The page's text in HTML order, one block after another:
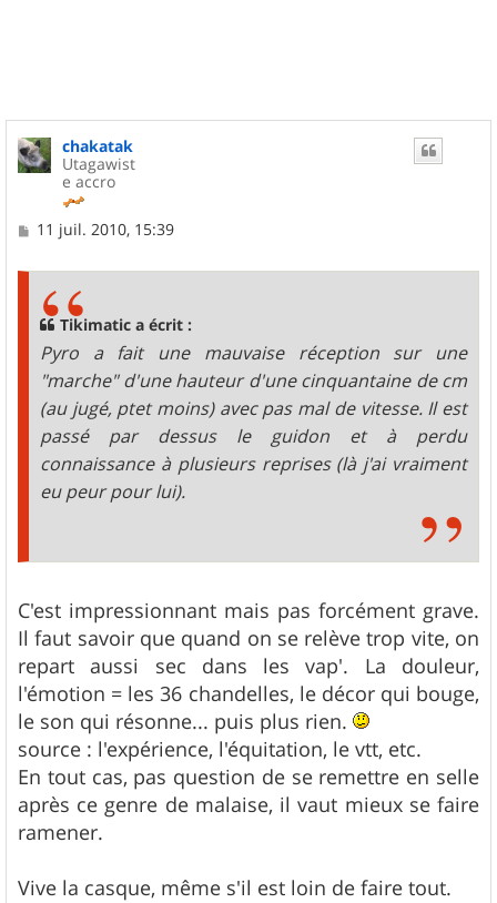
chakatak
Utagawist
e accro
M11 juil. 2010, 15:39
Tikimatic a écrit :
Pyro a fait une mauvaise réception sur une
"marche" d'une hauteur d'une cinquantaine de cm
(au jugé, ptet moins) avec pas mal de vitesse. Il est
passé par dessus le guidon et à perdu
connaissance à plusieurs reprises (là j'ai vraiment
eu peur pour lui).
C'est impressionnant mais pas forcément grave.
Il faut savoir que quand on se relève trop vite, on
repart aussi sec dans les vap'. La douleur,
l'émotion = les 36 chandelles, le décor qui bouge,
le son qui résonne... puis plus rien.
source : l'expérience, l'équitation, le vtt, etc.
En tout cas, pas question de se remettre en selle
après ce genre de malaise, il vaut mieux se faire
ramener.
Vive la casque, même s'il est loin de faire tout.